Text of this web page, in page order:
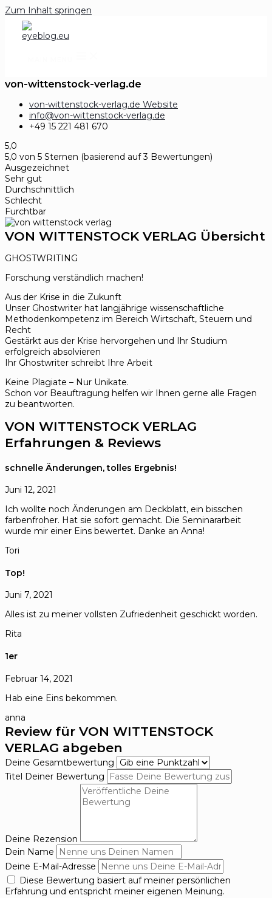
Zum Inhalt springen
von-wittenstock-verlag.de
von-wittenstock-verlag.de Website
info@von-wittenstock-verlag.de
+49 15 221 481 670
5,0
5,0 von 5 Sternen (basierend auf 3 Bewertungen)
Ausgezeichnet
Sehr gut
Durchschnittlich
Schlecht
Furchtbar
VON WITTENSTOCK VERLAG Übersicht
GHOSTWRITING
Forschung verständlich machen!
Aus der Krise in die Zukunft
Unser Ghostwriter hat langjährige wissenschaftliche
Methodenkompetenz im Bereich Wirtschaft, Steuern und
Recht
Gestärkt aus der Krise hervorgehen und Ihr Studium
erfolgreich absolvieren
Ihr Ghostwriter schreibt Ihre Arbeit
Keine Plagiate – Nur Unikate.
Schon vor Beauftragung helfen wir Ihnen gerne alle Fragen
zu beantworten.
VON WITTENSTOCK VERLAG
Erfahrungen & Reviews
schnelle Änderungen, tolles Ergebnis!
Juni 12, 2021
Ich wollte noch Änderungen am Deckblatt, ein bisschen
farbenfroher. Hat sie sofort gemacht. Die Seminararbeit
wurde mir einer Eins bewertet. Danke an Anna!
Tori
Top!
Juni 7, 2021
Alles ist zu meiner vollsten Zufriedenheit geschickt worden.
Rita
1er
Februar 14, 2021
Hab eine Eins bekommen.
anna
Review für VON WITTENSTOCK
VERLAG abgeben
Deine Gesamtbewertung
Titel Deiner Bewertung
Deine Rezension
Dein Name
Deine E-Mail-Adresse
Diese Bewertung basiert auf meiner persönlichen
Erfahrung und entspricht meiner eigenen Meinung.